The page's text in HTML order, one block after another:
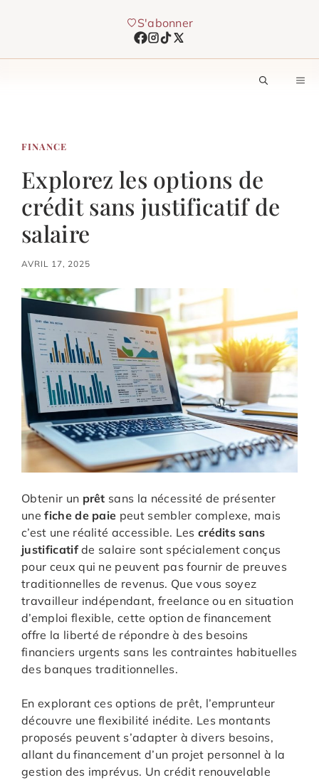
S'abonner
FINANCE
Explorez les options de
crédit sans justificatif de
salaire
AVRIL 17, 2025
Obtenir un prêt sans la nécessité de présenter
unefiche de paie peut sembler complexe, mais
c’est une réalité accessible. Les crédits sans
justificatifde salaire sont spécialement conçus
pour ceux qui ne peuvent pas fournir de preuves
traditionnelles de revenus. Que vous soyez
travailleur indépendant, freelance ou en situation
d’emploi flexible, cette option de financement
offre la liberté de répondre à des besoins
financiers urgents sans les contraintes habituelles
des banques traditionnelles.
En explorant ces options de prêt, l’emprunteur
découvre une flexibilité inédite. Les montants
proposés peuvent s’adapter à divers besoins,
allant du financement d’un projet personnel à la
gestion des imprévus. Un crédit renouvelable